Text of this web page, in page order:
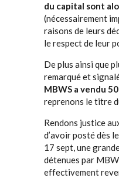
du capital sont
(nécessairement
raisons de leurs
le respect de leur
De plus ainsi que
remarqué et
MBWS a vendu
reprenons le titre
Rendons justice
d’avoir posté dès
17 sept, une
détenues par
effectivement